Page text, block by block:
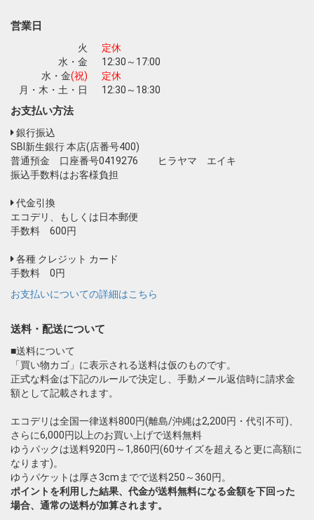
お買い物を続ける
営業日
火
定休
水・金
12:30～17:00
水・金(祝)
定休
月・木・土・日
12:30～18:30
お支払い方法
銀行振込
SBI新生銀行 本店(店番号400)
普通預金 口座番号0419276 ヒラヤマ エイキ
振込手数料はお客様負担
代金引換
エコデリ、もしくは日本郵便
手数料 600円
各種 クレジット カード
手数料 0円
お支払いについての詳細はこちら
送料・配送について
■送料について
「買い物カゴ」に表示される送料は仮のものです。
正式な料金は下記のルールで決定し、手動メール返信時に請求金
額として記載されます。
エコデリは全国一律送料800円(離島/沖縄は2,200円・代引不可)、
さらに6,000円以上のお買い上げで送料無料
ゆうパックは送料920円～1,860円(60サイズを超えると更に高額に
なります)。
ゆうパケットは厚さ3cmまでで送料250～360円。
ポイントを利用した結果、代金が送料無料になる金額を下回った
場合、通常の送料が加算されます。